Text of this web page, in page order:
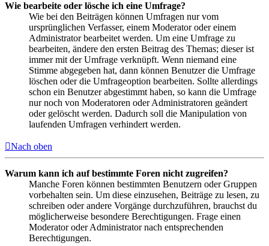
Wie bearbeite oder lösche ich eine Umfrage?
Wie bei den Beiträgen können Umfragen nur vom
ursprünglichen Verfasser, einem Moderator oder einem
Administrator bearbeitet werden. Um eine Umfrage zu
bearbeiten, ändere den ersten Beitrag des Themas; dieser ist
immer mit der Umfrage verknüpft. Wenn niemand eine
Stimme abgegeben hat, dann können Benutzer die Umfrage
löschen oder die Umfrageoption bearbeiten. Sollte allerdings
schon ein Benutzer abgestimmt haben, so kann die Umfrage
nur noch von Moderatoren oder Administratoren geändert
oder gelöscht werden. Dadurch soll die Manipulation von
laufenden Umfragen verhindert werden.
Nach oben
Warum kann ich auf bestimmte Foren nicht zugreifen?
Manche Foren können bestimmten Benutzern oder Gruppen
vorbehalten sein. Um diese einzusehen, Beiträge zu lesen, zu
schreiben oder andere Vorgänge durchzuführen, brauchst du
möglicherweise besondere Berechtigungen. Frage einen
Moderator oder Administrator nach entsprechenden
Berechtigungen.